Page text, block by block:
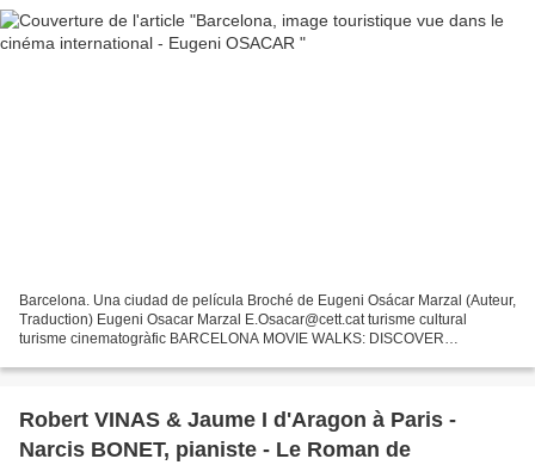
Barcelona. Una ciudad de película Broché de Eugeni Osácar Marzal (Auteur,
Traduction) Eugeni Osacar Marzal E.Osacar@cett.cat turisme cultural
turisme cinematogràfic BARCELONA MOVIE WALKS: DISCOVER
Robert VINAS & Jaume I d'Aragon à Paris -
Narcis BONET, pianiste - Le Roman de